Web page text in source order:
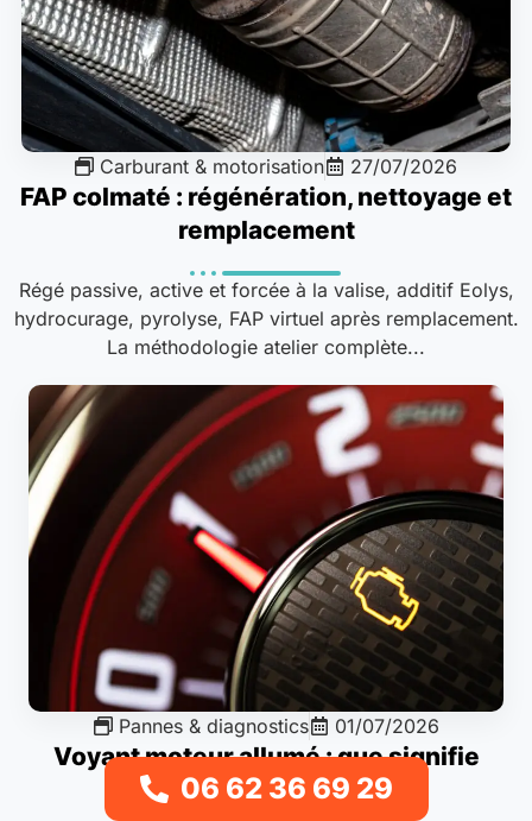
Carburant & motorisation 27/07/2026
FAP colmaté : régénération, nettoyage et
remplacement
Régé passive, active et forcée à la valise, additif Eolys,
hydrocurage, pyrolyse, FAP virtuel après remplacement.
La méthodologie atelier complète...
Pannes & diagnostics 01/07/2026
Voyant moteur allumé : que signifie
chaque code défaut
06 62 36 69 29